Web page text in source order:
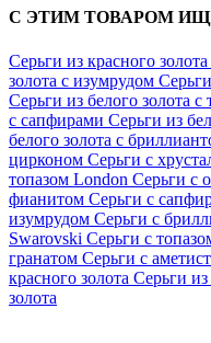
С ЭТИМ ТОВАРОМ
Серьги из красного
золота с изумрудом
Серьги из белого золота с
с сапфирами Серьги из
белого золота с
цирконом Серьги с
топазом London Серьги с
фианитом Серьги с
изумрудом Серьги с
Swarovski Серьги с
гранатом Серьги с
красного золота Серьги из
золота